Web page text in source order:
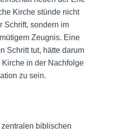
Kirche stünde nicht
Schrift, sondern im
Zeugnis. Eine
Schritt tut, hätte darum
in der Nachfolge
zu sein.
biblischen